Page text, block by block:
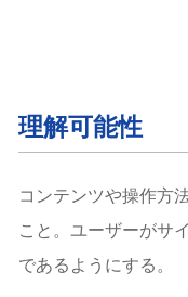
理解可能性
コンテンツや操作方
こと。ユーザーがサ
であるようにする。